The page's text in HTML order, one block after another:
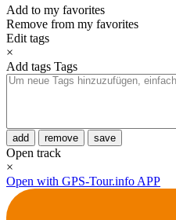
Add to my favorites
Remove from my favorites
Edit tags
×
Add tags Tags
add remove save
Open track
×
Open with GPS-Tour.info APP